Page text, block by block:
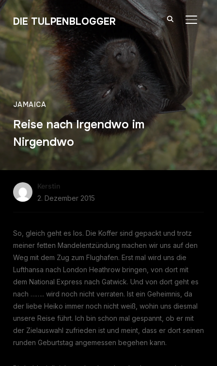
DIE TULPENBLOGGER
JAMAICA
Reise nach Irgendwo im
Nirgendwo
Kerstin
2. Dezember 2015
So, gleich geht es los. Die Koffer sind gepackt und trotz
meiner fetten Mandelentzündung machen wir uns auf den
Weg mit dem Zug zum Flughafen. Erst mal wird uns die
Lufthansa nach London Heathrow bringen, von dort mit
dem National Express nach Gatwick. Und von dort geht es
nach …….. wird noch nicht verraten. Ist ein Geheimnis, da
der liebe Heiko immer noch nicht weiß, wohin uns diesmal
unsere Reise führt. Ich bin schon mal gespannt, ob er mit
der Zielauswahl zufrieden ist und meint, dass er dort seinen
runden Geburtstag angemessen begehen kann.